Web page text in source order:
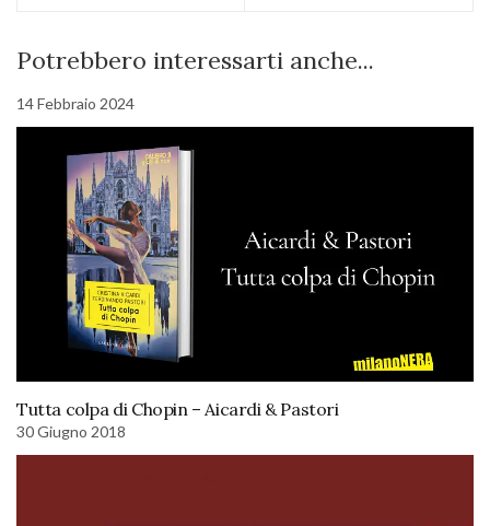
Potrebbero interessarti anche...
14 Febbraio 2024
Tutta colpa di Chopin – Aicardi & Pastori
30 Giugno 2018